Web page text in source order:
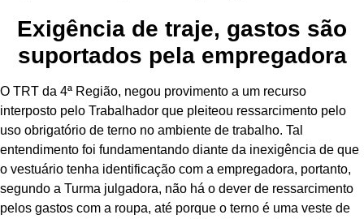
Exigência de traje, gastos são
suportados pela empregadora
O TRT da 4ª Região, negou provimento a um recurso
interposto pelo Trabalhador que pleiteou ressarcimento pelo
uso obrigatório de terno no ambiente de trabalho. Tal
entendimento foi fundamentando diante da inexigência de que
o vestuário tenha identificação com a empregadora, portanto,
segundo a Turma julgadora, não há o dever de ressarcimento
pelos gastos com a roupa, até porque o terno é uma veste de